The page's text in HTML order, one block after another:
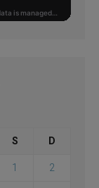
S D
1 2